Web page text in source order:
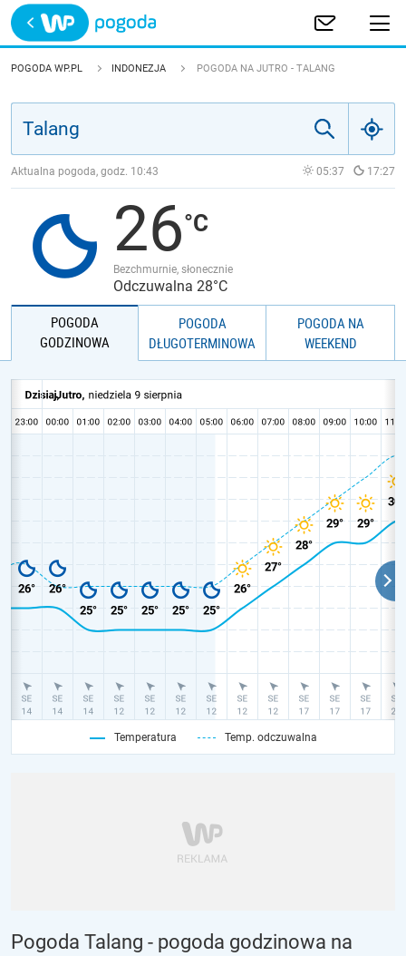
Trwa ładowanie
POLSKA
JAKOŚĆ POWIETRZA
POGODA WP.PL INDONEZJA POGODA NA JUTRO - TALANG
Aktualna pogoda, godz. 10:43 05:37 17:27
26
Bezchmurnie, słonecznie
Odczuwalna 28°C
POGODA
GODZINOWA
POGODA
DŁUGOTERMINOWA
POGODA NA
WEEKEND
Temperatura Temp. odczuwalna
Pogoda Talang - pogoda godzinowa na